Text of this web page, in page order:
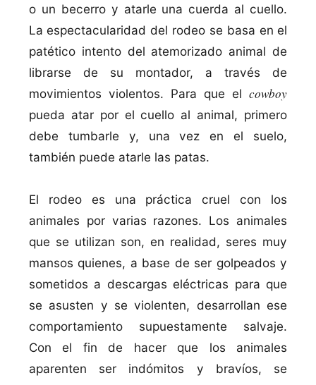
o un becerro y atarle una cuerda al cuello.
La espectacularidad del rodeo se basa en el
patético intento del atemorizado animal de
librarse de su montador, a través de
movimientos violentos. Para que elcowboy
pueda atar por el cuello al animal, primero
debe tumbarle y, una vez en el suelo,
también puede atarle las patas.
El rodeo es una práctica cruel con los
animales por varias razones. Los animales
que se utilizan son, en realidad, seres muy
mansos quienes, a base de ser golpeados y
sometidos a descargas eléctricas para que
se asusten y se violenten, desarrollan ese
comportamiento supuestamente salvaje.
Con el fin de hacer que los animales
aparenten ser indómitos y braví­os, se